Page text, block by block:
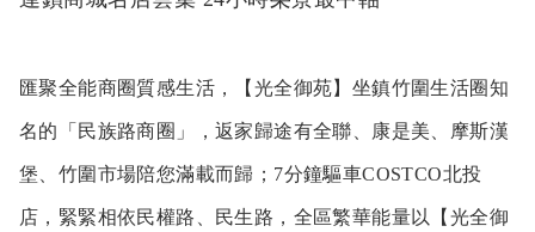
匯聚全能商圈質感生活，【光全御苑】坐鎮竹圍生活圈知
名的「民族路商圈」，返家歸途有全聯、康是美、摩斯漢
堡、竹圍市場陪您滿載而歸；7分鐘驅車COSTCO北投
店，緊緊相依民權路、民生路，全區繁華能量以【光全御